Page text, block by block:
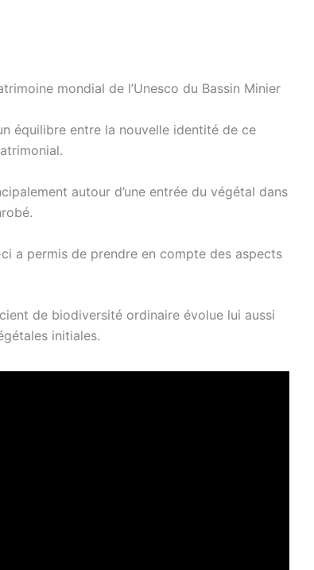
mondial de l’Unesco du Bassin Minier
équilibre entre la nouvelle identité de ce
autour d’une entrée du végétal dans
a permis de prendre en compte des aspects
de biodiversité ordinaire évolue lui aussi
initiales.